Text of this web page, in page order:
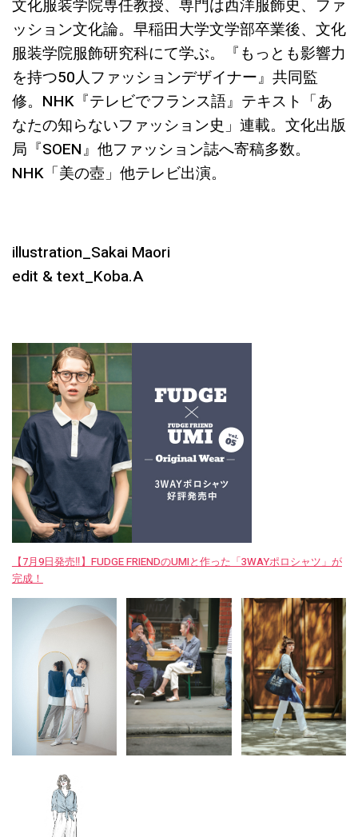
文化服装学院専任教授、専門は西洋服飾史、ファ
ッション文化論。早稲田大学文学部卒業後、文化
服装学院服飾研究科にて学ぶ。『もっとも影響力
を持つ50人ファッションデザイナー』共同監
修。NHK『テレビでフランス語』テキスト「あ
なたの知らないファッション史」連載。文化出版
局『SOEN』他ファッション誌へ寄稿多数。
NHK「美の壺」他テレビ出演。
illustration_Sakai Maori
edit & text_Koba.A
【7月9日発売‼︎】FUDGE FRIENDのUMIと作った「3WAYポロシャツ」が
完成！